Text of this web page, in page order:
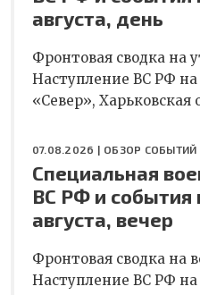
августа, день
Фронтовая сводка на
Наступление ВС РФ на
«Север», Харьковская
07.08.2026 | ОБЗОР СОБЫТИЙ
Специальная
ВС РФ и события
августа, вечер
Фронтовая сводка на
Наступление ВС РФ